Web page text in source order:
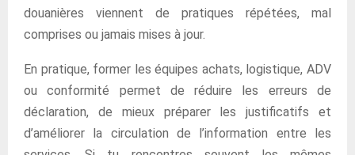
douanières viennent de pratiques répétées, mal
comprises ou jamais mises à jour.
En pratique, former les équipes achats, logistique, ADV
ou conformité permet de réduire les erreurs de
déclaration, de mieux préparer les justificatifs et
d’améliorer la circulation de l’information entre les